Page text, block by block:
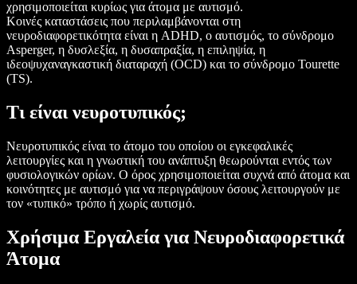
χρησιμοποιείται κυρίως για άτομα με αυτισμό.
Κοινές καταστάσεις που περιλαμβάνονται στη
νευροδιαφορετικότητα είναι η ADHD, ο αυτισμός, το σύνδρομο
Asperger, η δυσλεξία, η δυσαπραξία, η επιληψία, η
ιδεοψυχαναγκαστική διαταραχή (OCD) και το σύνδρομο Tourette
(TS).
Τι είναι νευροτυπικός;
Νευροτυπικός είναι το άτομο του οποίου οι εγκεφαλικές
λειτουργίες και η γνωστική του ανάπτυξη θεωρούνται εντός των
φυσιολογικών ορίων. Ο όρος χρησιμοποιείται συχνά από άτομα και
κοινότητες με αυτισμό για να περιγράψουν όσους λειτουργούν με
τον «τυπικό» τρόπο ή χωρίς αυτισμό.
Χρήσιμα Εργαλεία για Νευροδιαφορετικά
Άτομα